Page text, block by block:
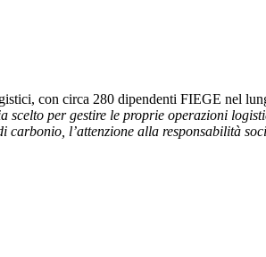
con circa 280 dipendenti FIEGE nel
per gestire le proprie operazioni
l’attenzione alla responsabilità